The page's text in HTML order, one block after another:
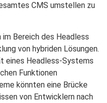
CMS umstellen zu
Bereich des Headless
von hybriden Lösungen.
eines Headless-Systems
Funktionen
könnten eine Brücke
von Entwicklern nach